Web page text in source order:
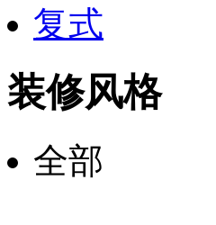
复式
装修风格
全部